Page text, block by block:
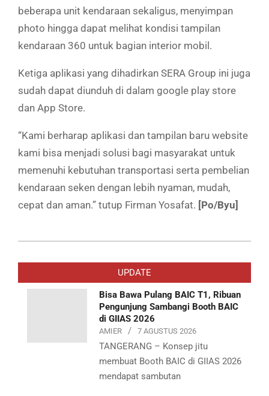
beberapa unit kendaraan sekaligus, menyimpan
photo hingga dapat melihat kondisi tampilan
kendaraan 360 untuk bagian interior mobil.
Ketiga aplikasi yang dihadirkan SERA Group ini juga
sudah dapat diunduh di dalam google play store
dan App Store.
“Kami berharap aplikasi dan tampilan baru website
kami bisa menjadi solusi bagi masyarakat untuk
memenuhi kebutuhan transportasi serta pembelian
kendaraan seken dengan lebih nyaman, mudah,
cepat dan aman.” tutup Firman Yosafat. [Po/Byu]
05-
UPDATE
Bisa Bawa Pulang BAIC T1, Ribuan
Pengunjung Sambangi Booth BAIC
di GIIAS 2026
AMIER 7 AGUSTUS 2026
TANGERANG – Konsep jitu
membuat Booth BAIC di GIIAS 2026
mendapat sambutan